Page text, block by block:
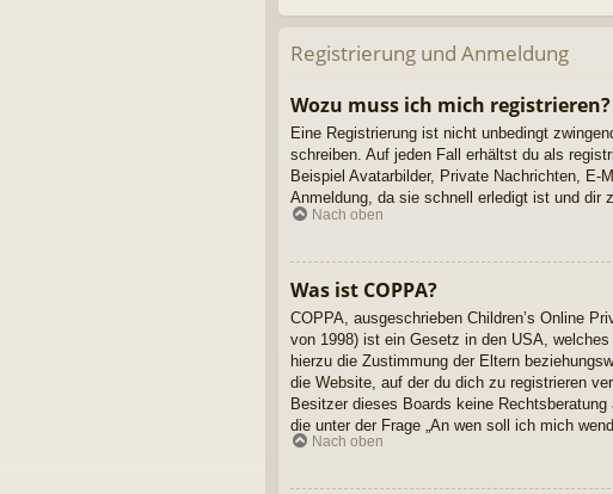
Registrierung und Anmeldung
Wozu muss ich mich registrieren?
Eine Registrierung ist nicht unbedingt
schreiben. Auf jeden Fall erhältst du als
Beispiel Avatarbilder, Private Nachrichten, E-
Anmeldung, da sie schnell erledigt ist und dir
Nach oben
Was ist COPPA?
COPPA, ausgeschrieben Children’s Online
von 1998) ist ein Gesetz in den USA,
hierzu die Zustimmung der Eltern
die Website, auf der du dich zu registrieren
Besitzer dieses Boards keine
die unter der Frage „An wen soll ich mich
Nach oben